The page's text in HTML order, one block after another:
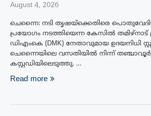
August 4, 2026
ചെന്നൈ: നടി തൃഷയ്ക്കെതിരെ
പ്രയോഗം നടത്തിയെന്ന കേസിൽ തമിഴ്‌നാട്
ഡിഎംകെ (DMK) നേതാവുമായ ഉദയനിധി
ചെന്നൈയിലെ വസതിയിൽ നിന്ന്
കസ്റ്റഡിയിലെടുത്തു. …
Read more